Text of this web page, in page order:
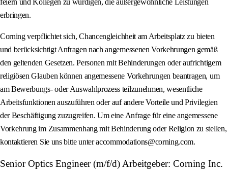
feiern und Kollegen zu würdigen, die außergewöhnliche Leistungen
erbringen.
Corning verpflichtet sich, Chancengleichheit am Arbeitsplatz zu bieten
und berücksichtigt Anfragen nach angemessenen Vorkehrungen gemäß
den geltenden Gesetzen. Personen mit Behinderungen oder aufrichtigem
religiösen Glauben können angemessene Vorkehrungen beantragen, um
am Bewerbungs- oder Auswahlprozess teilzunehmen, wesentliche
Arbeitsfunktionen auszuführen oder auf andere Vorteile und Privilegien
der Beschäftigung zuzugreifen. Um eine Anfrage für eine angemessene
Vorkehrung im Zusammenhang mit Behinderung oder Religion zu stellen,
kontaktieren Sie uns bitte unter accommodations@corning.com.
Senior Optics Engineer (m/f/d) Arbeitgeber: Corning Inc.